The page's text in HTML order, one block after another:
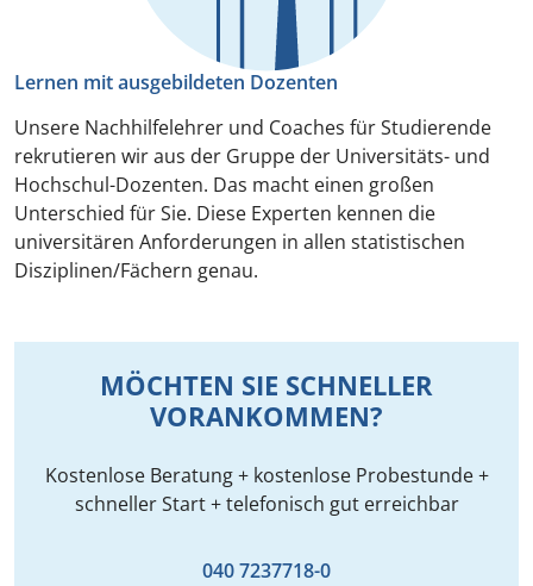
Lernen mit ausgebildeten Dozenten
Unsere Nachhilfelehrer und Coaches für Studierende
rekrutieren wir aus der Gruppe der Universitäts- und
Hochschul-Dozenten. Das macht einen großen
Unterschied für Sie. Diese Experten kennen die
universitären Anforderungen in allen statistischen
Disziplinen/Fächern genau.
MÖCHTEN SIE SCHNELLER
VORANKOMMEN?
Kostenlose Beratung + kostenlose Probestunde +
schneller Start + telefonisch gut erreichbar
040 7237718-0